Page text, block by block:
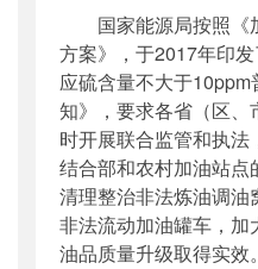
国家能源局按照
方案》，于2017年印
应硫含量不大于
知》，要求各省（区
时开展联合监管和执
结合部和农村加油站
清理整治非法炼油调
非法流动加油罐车，
油品质量升级取得实效。